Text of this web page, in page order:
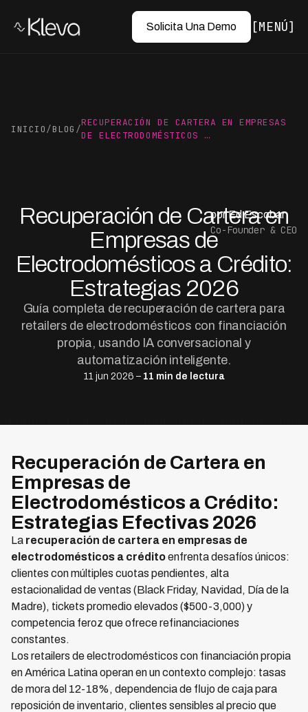
Solicita Una Demo MENÚ
INICIO/BLOG /
RECUPERACIÓN DE CARTERA EN EMPRESAS
DE ELECTRODOMÉSTICOS …
Recuperación de Cartera en
Empresas de
Electrodomésticos a Crédito:
Estrategias 2026
Guía completa de recuperación de cartera para
retailers de electrodomésticos con financiación
propia, usando IA conversacional y
automatización inteligente.
11 jun 2026 – 11 min de lectura
por Ed Escobar
Co-Founder & CEO
Recuperación de Cartera en
Empresas de
Electrodomésticos a Crédito:
Estrategias Efectivas 2026
La recuperación de cartera en empresas de
electrodomésticos a créditoenfrenta desafíos únicos:
clientes con múltiples cuotas pendientes, alta
estacionalidad de ventas (Black Friday, Navidad, Día de la
Madre), tickets promedio elevados ($500-3,000) y
competencia feroz que ofrece refinanciaciones
constantes.
Los retailers de electrodomésticos con financiación propia
en América Latina operan en un contexto complejo: tasas
de mora del 12-18%, dependencia de flujo de caja para
reposición de inventario, clientes sensibles al precio que